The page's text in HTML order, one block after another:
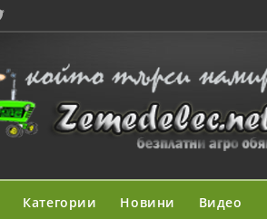
Категории Новини Видео